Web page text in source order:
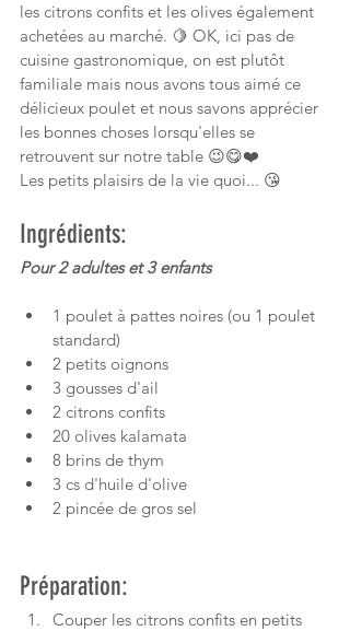
les citrons confits et les olives également
achetées au marché. 🍋 OK, ici pas de
cuisine gastronomique, on est plutôt
familiale mais nous avons tous aimé ce
délicieux poulet et nous savons apprécier
les bonnes choses lorsqu'elles se
retrouvent sur notre table 😉😋❤️
Les petits plaisirs de la vie quoi... 😘
Ingrédients:
Pour 2 adultes et 3 enfants
1 poulet à pattes noires (ou 1 poulet
standard)
2 petits oignons
3 gousses d'ail
2 citrons confits
20 olives kalamata
8 brins de thym
3 cs d'huile d'olive
2 pincée de gros sel
Préparation:
Couper les citrons confits en petits